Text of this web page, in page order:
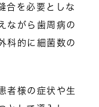
合を必要としな
ながら歯周病の
科的に細菌数の
者様の症状や生